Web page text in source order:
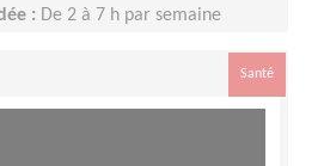
: De 2 à 7 h par semaine
Santé